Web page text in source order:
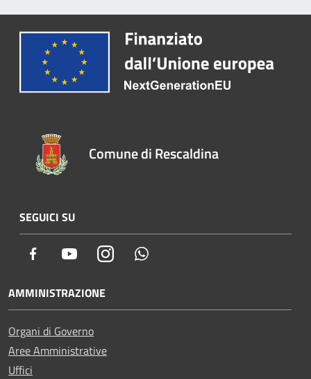
Comune di Rescaldina
SEGUICI SU
Facebook YoutubeInstagram
AMMINISTRAZIONE
Organi di Governo
Aree Amministrative
Uffici